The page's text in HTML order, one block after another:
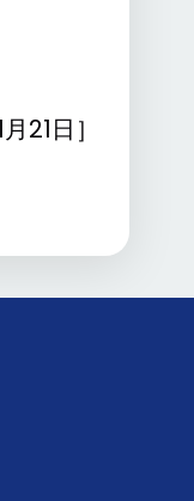
21日］